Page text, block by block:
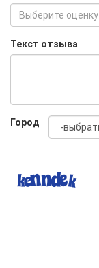
Выберите оценку
Текст отзыва
Город